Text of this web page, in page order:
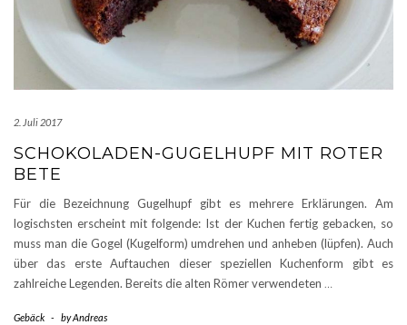
2. Juli 2017
SCHOKOLADEN-GUGELHUPF MIT ROTER
BETE
Für die Bezeichnung Gugelhupf gibt es mehrere Erklärungen. Am
logischsten erscheint mit folgende: Ist der Kuchen fertig gebacken, so
muss man die Gogel (Kugelform) umdrehen und anheben (lüpfen). Auch
über das erste Auftauchen dieser speziellen Kuchenform gibt es
zahlreiche Legenden. Bereits die alten Römer verwendeten …
Gebäck - byAndreas